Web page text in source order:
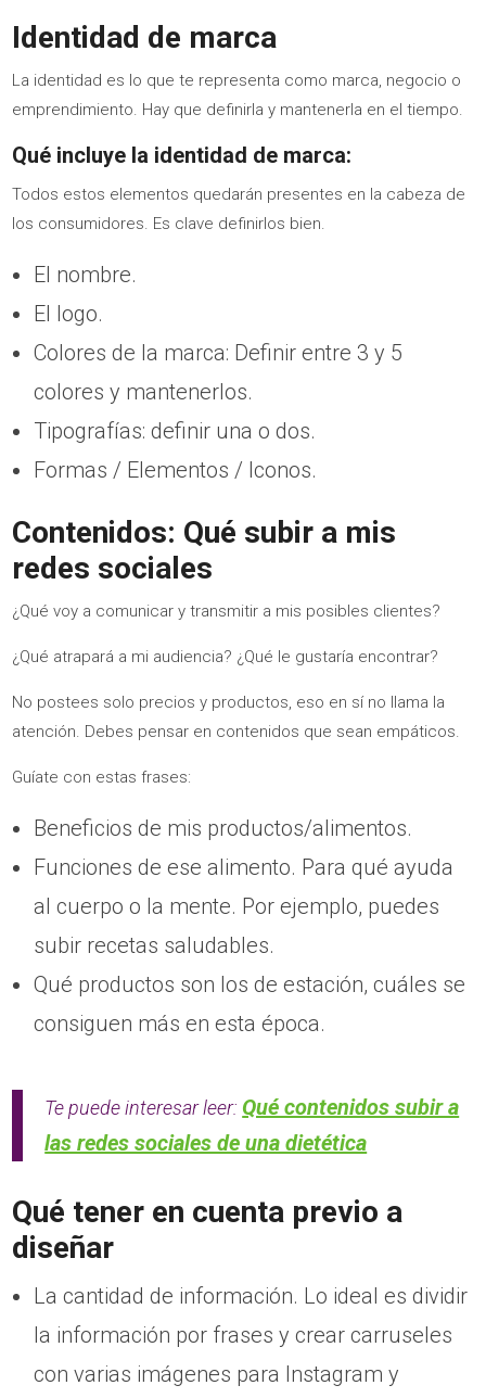
Identidad de marca
La identidad es lo que te representa como marca, negocio o
emprendimiento. Hay que definirla y mantenerla en el tiempo.
Qué incluye la identidad de marca:
Todos estos elementos quedarán presentes en la cabeza de
los consumidores. Es clave definirlos bien.
El nombre.
El logo.
Colores de la marca: Definir entre 3 y 5
colores y mantenerlos.
Tipografías: definir una o dos.
Formas / Elementos / Iconos.
Contenidos: Qué subir a mis
redes sociales
¿Qué voy a comunicar y transmitir a mis posibles clientes?
¿Qué atrapará a mi audiencia? ¿Qué le gustaría encontrar?
No postees solo precios y productos, eso en sí no llama la
atención. Debes pensar en contenidos que sean empáticos.
Guíate con estas frases:
Beneficios de mis productos/alimentos.
Funciones de ese alimento. Para qué ayuda
al cuerpo o la mente. Por ejemplo, puedes
subir recetas saludables.
Qué productos son los de estación, cuáles se
consiguen más en esta época.
Te puede interesar leer: Qué contenidos subir a
las redes sociales de una dietética
Qué tener en cuenta previo a
diseñar
La cantidad de información. Lo ideal es dividir
la información por frases y crear carruseles
con varias imágenes para Instagram y